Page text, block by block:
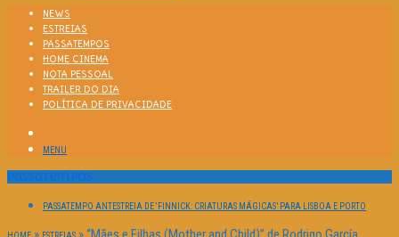
NEWS
ESTREIAS
PASSATEMPOS
HOME CINEMA
NOTA PESSOAL
TRAILER DO DIA
POLÍTICA DE PRIVACIDADE
MENU
Passatempos
PASSATEMPO ANTESTREIA DE ‘FINNICK: CRIATURAS MÁGICAS’ PARA LISBOA E PORTO